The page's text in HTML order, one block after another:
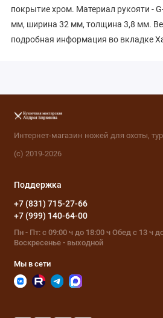
покрытие хром. Материал рукояти -
мм, ширина 32 мм, толщина 3,8 мм.
подробная информация во вкладке
Интернет-магазин ножей для охоты,
(с) 2019-2026
Поддержка
+7 (831) 715-27-66
+7 (999) 140-64-00
Пн - Пт: с 09:00 ч до 18:00 ч Обед с 13 ч
Воскресенье - выходной
Мы в сети